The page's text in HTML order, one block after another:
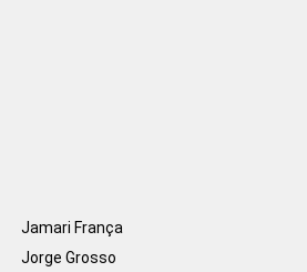
Jamari França
Jorge Grosso